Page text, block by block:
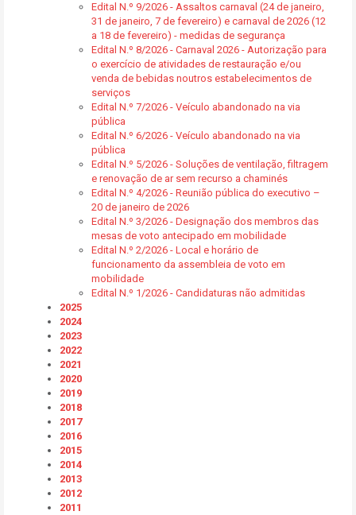
Edital N.º 9/2026 - Assaltos carnaval (24 de janeiro,
31 de janeiro, 7 de fevereiro) e carnaval de 2026 (12
a 18 de fevereiro) - medidas de segurança
Edital N.º 8/2026 - Carnaval 2026 - Autorização para
o exercício de atividades de restauração e/ou
venda de bebidas noutros estabelecimentos de
serviços
Edital N.º 7/2026 - Veículo abandonado na via
pública
Edital N.º 6/2026 - Veículo abandonado na via
pública
Edital N.º 5/2026 - Soluções de ventilação, filtragem
e renovação de ar sem recurso a chaminés
Edital N.º 4/2026 - Reunião pública do executivo –
20 de janeiro de 2026
Edital N.º 3/2026 - Designação dos membros das
mesas de voto antecipado em mobilidade
Edital N.º 2/2026 - Local e horário de
funcionamento da assembleia de voto em
mobilidade
Edital N.º 1/2026 - Candidaturas não admitidas
2025
2024
2023
2022
2021
2020
2019
2018
2017
2016
2015
2014
2013
2012
2011